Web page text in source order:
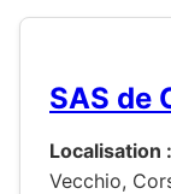
SAS de
Localisation :
Vecchio,